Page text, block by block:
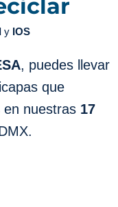
y IOS
, puedes llevar
que
en nuestras 17